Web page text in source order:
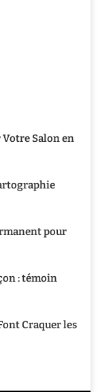
Salon en
pour
: témoin
Craquer les